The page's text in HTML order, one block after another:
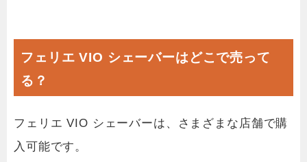
フェリエ VIO シェーバーはどこで売って
る？
フェリエ VIO シェーバーは、さまざまな店舗で購
入可能です。